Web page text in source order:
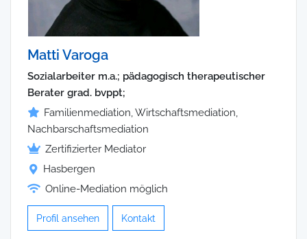
Matti Varoga
Sozialarbeiter m.a.; pädagogisch therapeutischer
Berater grad. bvppt;
Familienmediation, Wirtschaftsmediation,
Nachbarschaftsmediation
Zertifizierter Mediator
Hasbergen
Online-Mediation möglich
Profil ansehen Kontakt